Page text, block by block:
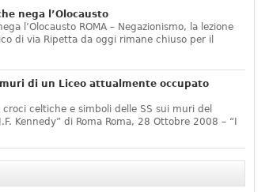
nega l’Olocausto
l’Olocausto ROMA – Negazionismo, la lezione
di via Ripetta da oggi rimane chiuso per il
di un Liceo attualmente occupato
celtiche e simboli delle SS sui muri del
Kennedy” di Roma Roma, 28 Ottobre 2008 – “I